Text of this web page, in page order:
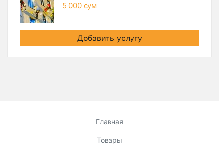
5 000 сум
Добавить услугу
Главная
Товары